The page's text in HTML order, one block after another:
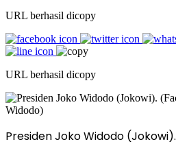
URL berhasil dicopy
URL berhasil dicopy
Presiden Joko Widodo (Jokowi).